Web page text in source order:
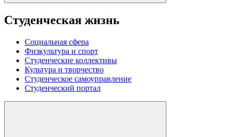
Студенческая жизнь
Социальная сфера
Физкультура и спорт
Студенческие коллективы
Культура и творчество
Студенческое самоуправление
Студенческий портал